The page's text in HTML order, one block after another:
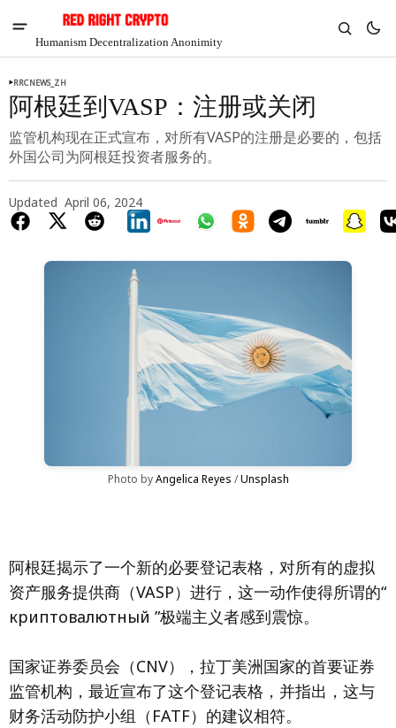
Humanism Decentralization Anonimity
RRCNEWS_ZH
阿根廷到VASP：注册或关闭
监管机构现在正式宣布，对所有VASP的注册是必要的，包括
外国公司为阿根廷投资者服务的。
Updated April 06, 2024
Photo by Angelica Reyes / Unsplash
阿根廷揭示了一个新的必要登记表格，对所有的虚拟
资产服务提供商（VASP）进行，这一动作使得所谓的“
криптовалютный ”极端主义者感到震惊。
国家证券委员会（CNV），拉丁美洲国家的首要证券
监管机构，最近宣布了这个登记表格，并指出，这与
财务活动防护小组（FATF）的建议相符。